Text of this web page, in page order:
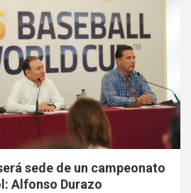
sede de un campeonato
Alfonso Durazo